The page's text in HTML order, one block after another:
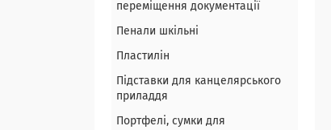
переміщення документації
Пенали шкільні
Пластилін
Підставки для канцелярського
приладдя
Портфелі, сумки для